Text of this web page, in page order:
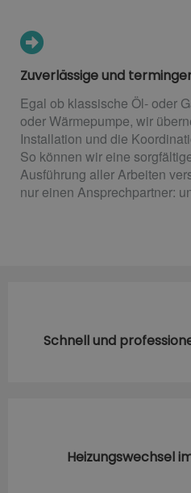
Zuverlässige und
Egal ob klassische Öl- oder
oder Wärmepumpe, wir
Installation und die
So können wir eine
Ausführung aller Arbeiten
nur einen Ansprechpartner:
Schnell und
Heizungswechsel